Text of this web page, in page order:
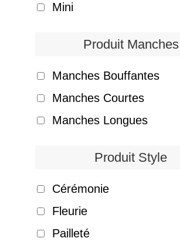
Mini
Produit Manches
Manches Bouffantes
Manches Courtes
Manches Longues
Produit Style
Cérémonie
Fleurie
Pailleté